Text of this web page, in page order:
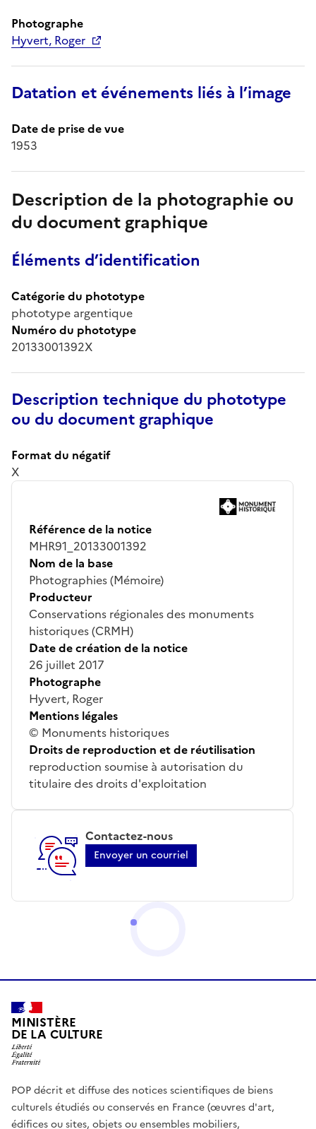
Photographe
Hyvert, Roger
Datation et événements liés à l’image
Date de prise de vue
1953
Description de la photographie ou
du document graphique
Éléments d’identification
Catégorie du phototype
phototype argentique
Numéro du phototype
20133001392X
Description technique du phototype
ou du document graphique
Format du négatif
X
Référence de la notice
MHR91_20133001392
Nom de la base
Photographies (Mémoire)
Producteur
Conservations régionales des monuments
historiques (CRMH)
Date de création de la notice
26 juillet 2017
Photographe
Hyvert, Roger
Mentions légales
© Monuments historiques
Droits de reproduction et de réutilisation
reproduction soumise à autorisation du
titulaire des droits d'exploitation
Contactez-nous
Envoyer un courriel
MINISTÈRE
DE LA CULTURE
POP décrit et diffuse des notices scientifiques de biens
culturels étudiés ou conservés en France (œuvres d'art,
édifices ou sites, objets ou ensembles mobiliers,